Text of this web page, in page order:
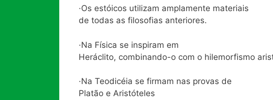
·Os estóicos utilizam amplamente materiais
de todas as filosofias anteriores.
·Na Física se inspiram em
Heráclito, combinando-o com o hilemorfismo
·Na Teodicéia se firmam nas provas de
Platão e Aristóteles